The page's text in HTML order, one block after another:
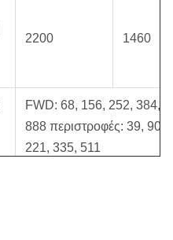
2200 1460
FWD: 68, 156, 252, 384,
888 περιστροφές: 39, 90,
221, 335, 511